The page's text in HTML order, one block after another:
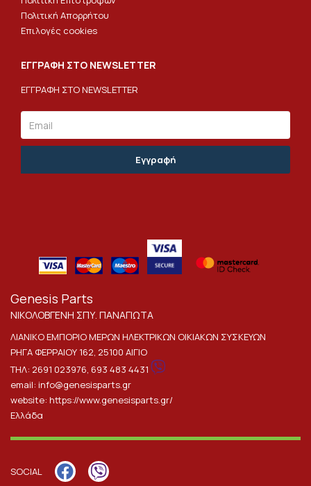
Πολιτική Απορρήτου
Επιλογές cookies
ΕΓΓΡΑΦΗ ΣΤΟ NEWSLETTER
ΕΓΓΡΑΦΗ ΣΤΟ NEWSLETTER
Genesis Parts
ΝΙΚΟΛΟΒΓΕΝΗ ΣΠΥ. ΠΑΝΑΓΙΩΤΑ
ΛΙΑΝΙΚΟ ΕΜΠΟΡΙΟ ΜΕΡΩΝ ΗΛΕΚΤΡΙΚΩΝ ΟΙΚΙΑΚΩΝ ΣΥΣΚΕΥΩΝ
ΡΗΓΑ ΦΕΡΡΑΙΟΥ 162, 25100 ΑΙΓΙΟ
ΤΗΛ: 2691 023976, 693 483 4431
email: info@genesisparts.gr
website: https://www.genesisparts.gr/
Ελλάδα
SOCIAL